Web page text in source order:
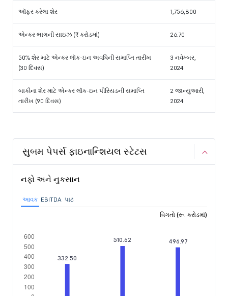
ઑફર કરેલા શેર 1,756,800
એન્કર ભાગની સાઇઝ (₹ કરોડમાં) 26.70
50% શેર માટે એન્કર લૉક-ઇન અવધિની સમાપ્તિ તારીખ
(30 દિવસ)
3 નવેમ્બર,
2024
બાકીના શેર માટે એન્કર લૉક-ઇન પીરિયડની સમાપ્તિ
તારીખ (90 દિવસ)
2 જાન્યુઆરી,
2024
સુબમ પેપર્સ ફાઇનાન્શિયલ સ્ટેટસ
નફો અને નુકસાન
આવક EBITDA પાટ
વિગતો (રૂ. કરોડમાં)